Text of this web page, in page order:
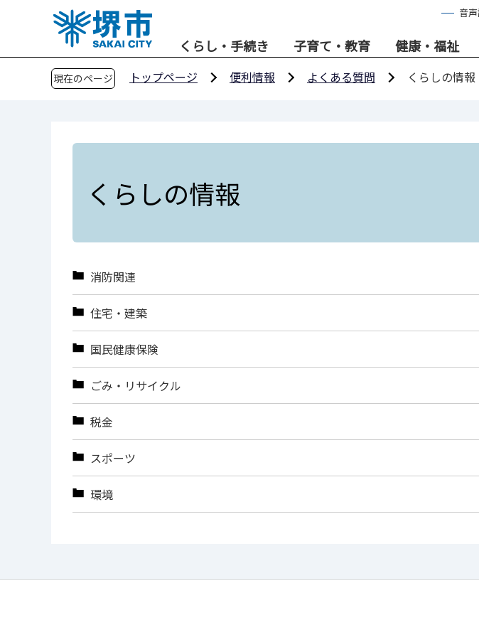
音
くらし・手続き 子育て・教育 健康・福祉
現在のページ トップページ 便利情報 よくある質問 くらしの情報
くらしの情報
消防関連
住宅・建築
国民健康保険
ごみ・リサイクル
税金
スポーツ
環境